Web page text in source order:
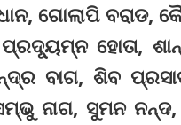
ଗୋଲାପି ବରାଡ,
ହୋତା,
ବାଗ, ଶିବ
ନାଗ, ସୁମନ